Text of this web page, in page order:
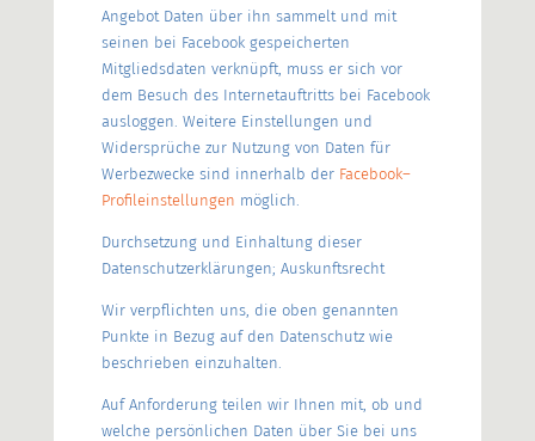
Angebot Daten über ihn sammelt und mit
seinen bei Facebook gespeicherten
Mitgliedsdaten verknüpft, muss er sich vor
dem Besuch des Internetauftritts bei Facebook
ausloggen. Weitere Einstellungen und
Widersprüche zur Nutzung von Daten für
Werbezwecke sind innerhalb der Facebook–
Profileinstellungen möglich.
Durchsetzung und Einhaltung dieser
Datenschutzerklärungen; Auskunftsrecht
Wir verpflichten uns, die oben genannten
Punkte in Bezug auf den Datenschutz wie
beschrieben einzuhalten.
Auf Anforderung teilen wir Ihnen mit, ob und
welche persönlichen Daten über Sie bei uns